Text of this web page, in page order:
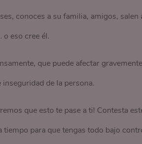
conoces a su familia, amigos, salen
eso cree él.
que puede afectar gravemente
de la persona.
que esto te pase a ti! Contesta
tiempo para que tengas todo bajo